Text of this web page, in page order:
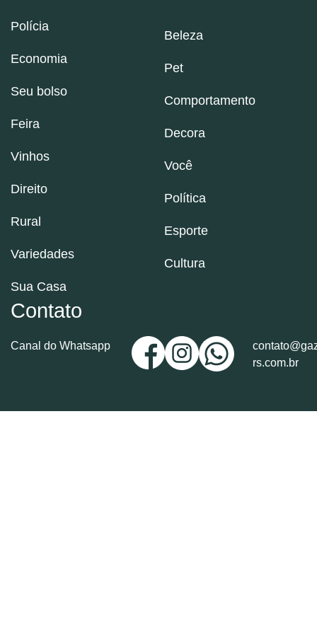
Polícia
Economia
Seu bolso
Feira
Vinhos
Direito
Rural
Variedades
Sua Casa
Beleza
Pet
Comportamento
Decora
Você
Política
Esporte
Cultura
Contato
Canal do Whatsapp
rs.com.br